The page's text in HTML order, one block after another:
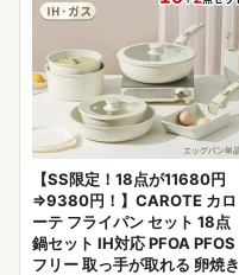
【SS限定！18点が11680円
⇒9380円！】CAROTE カロ
ーテ フライパン セット 18点
鍋セット IH対応 PFOA PFOS
フリー 取っ手が取れる 卵焼き